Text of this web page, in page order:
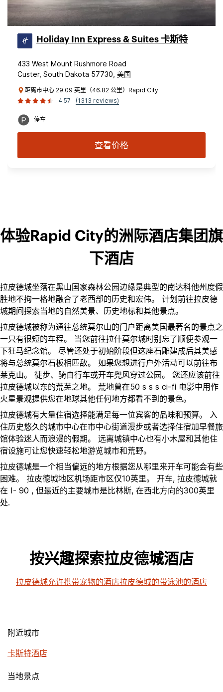
Holiday Inn Express & Suites 卡斯特
433 West Mount Rushmore Road
Custer, South Dakota 57730, 美国
距离市中心 29.09 英里（46.82 公里）Rapid City
4.57
(1313 reviews)
停车
查看价格
体验Rapid City的洲际酒店集团旗
下酒店
拉皮德城坐落在黑山国家森林公园边缘是典型的南达科他州度假
胜地不拘一格地融合了老西部的历史和宏伟。 计划前往拉皮德
城期间探索当地的自然美景、历史地标和其他景点。
拉皮德城被称为通往总统莫尔山的门户距离美国最著名的景点之
一只有很短的车程。 当您前往拉什莫尔城时别忘了顺便参观一
下狂马纪念馆。 尽管还处于初始阶段但这座石雕建成后其美感
将与总统莫尔石板相匹敌。 如果您想进行户外活动可以前往布
莱克山。 徒步、骑自行车或开车兜风穿过公园。 您还应该前往
拉皮德城以东的荒芜之地。 荒地曾在50 s s s ci-fi 电影中用作
火星景观提供您在地球其他任何地方都看不到的景色。
拉皮德城有大量住宿选择能满足每一位宾客的品味和预算。 入
住历史悠久的城市中心在市中心街道漫步或者选择住宿加早餐旅
馆体验迷人而浪漫的假期。 远离城镇中心也有小木屋和其他住
宿设施可让您快速轻松地游览城市和荒野。
拉皮德城是一个相当偏远的地方根据您从哪里来开车可能会有些
困难。 拉皮德城地区机场距市区仅10英里。 开车, 拉皮德城就
在 I- 90 , 但最近的主要城市是比林斯, 在西北方向的300英里
处.
按兴趣探索拉皮德城酒店
拉皮德城允许携带宠物的酒店拉皮德城的带泳池的酒店
附近城市
卡斯特酒店
当地景点